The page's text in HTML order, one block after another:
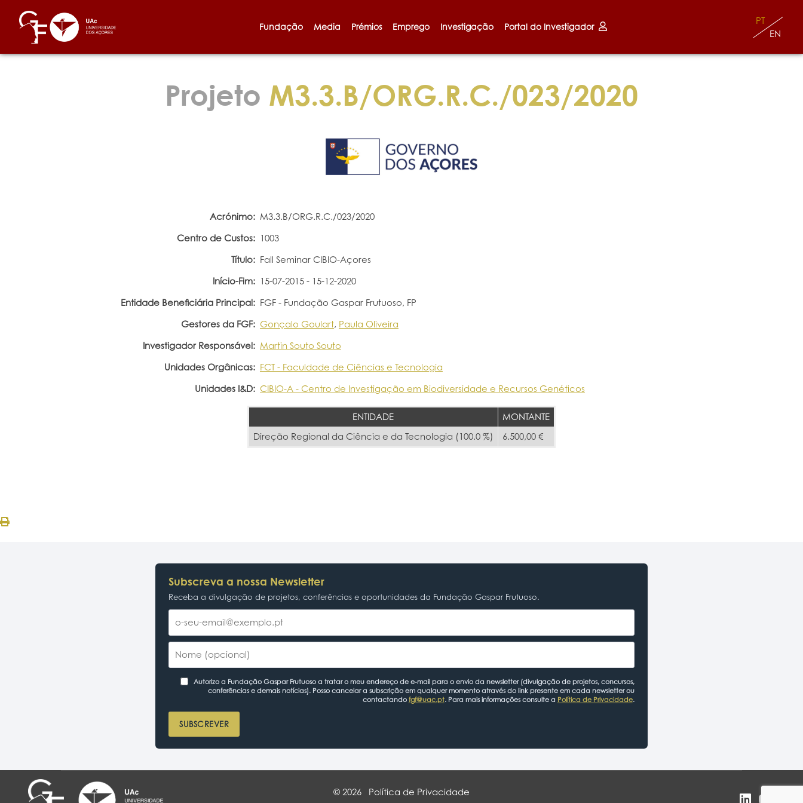
Fundação Media Prémios Emprego Investigação Portal do Investigador
EN
PT
Projeto M3.3.B/ORG.R.C./023/2020
Acrónimo: M3.3.B/ORG.R.C./023/2020
Centro de Custos: 1003
Título: Fall Seminar CIBIO-Açores
Início-Fim: 15-07-2015 - 15-12-2020
Entidade Beneficiária Principal: FGF - Fundação Gaspar Frutuoso, FP
Gestores da FGF: Gonçalo Goulart, Paula Oliveira
Investigador Responsável: Martin Souto Souto
Unidades Orgânicas: FCT - Faculdade de Ciências e Tecnologia
Unidades I&D: CIBIO-A - Centro de Investigação em Biodiversidade e Recursos Genéticos
ENTIDADE
MONTANTE
Direção Regional da Ciência e da Tecnologia (100.0 %)
6.500,00 €
Subscreva a nossa Newsletter
Receba a divulgação de projetos, conferências e oportunidades da Fundação Gaspar Frutuoso.
Autorizo a Fundação Gaspar Frutuoso a tratar o meu endereço de e-mail para o envio da newsletter (divulgação de projetos, concursos,
conferências e demais notícias). Posso cancelar a subscrição em qualquer momento através do link presente em cada newsletter ou
contactando fgf@uac.pt. Para mais informações consulte a Política de Privacidade.
SUBSCREVER
© 2026 Política de Privacidade